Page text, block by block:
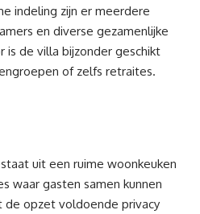
indeling zijn er meerdere
en diverse gezamenlijke
is de villa bijzonder geschikt
of zelfs retraites.
uit een ruime woonkeuken
waar gasten samen kunnen
opzet voldoende privacy